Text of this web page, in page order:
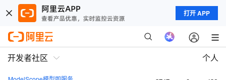
打开 APP
开发者社区 个人